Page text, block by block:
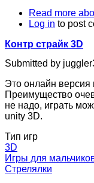
Read more
Log in to post
Контр страйк 3D
Submitted by
Это онлайн
Преимущество
не надо, играть
unity 3D.
Тип игр
3D
Игры для
Стрелялки